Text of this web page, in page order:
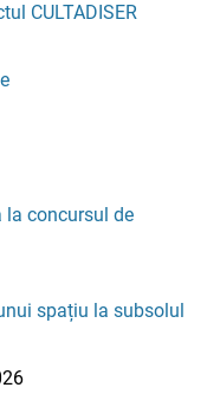
CULTADISER
la concursul de
spațiu la subsolul